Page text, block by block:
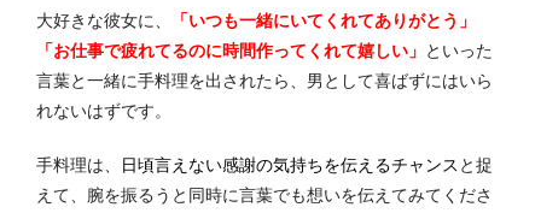
大好きな彼女に、
「いつも一緒にいてくれてありがとう」
「お仕事で疲れてるのに時間作ってくれて嬉しい」 といった
言葉と一緒に手料理を出されたら、男として喜ばずにはいら
れないはずです。
手料理は、 日頃言えない感謝の気持ちを伝えるチャンス と捉
えて、腕を振るうと同時に言葉でも想いを伝えてみてくださ